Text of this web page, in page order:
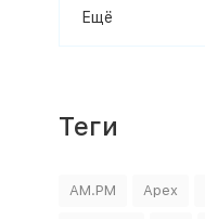
Ещё
Теги
AM.PM Apex